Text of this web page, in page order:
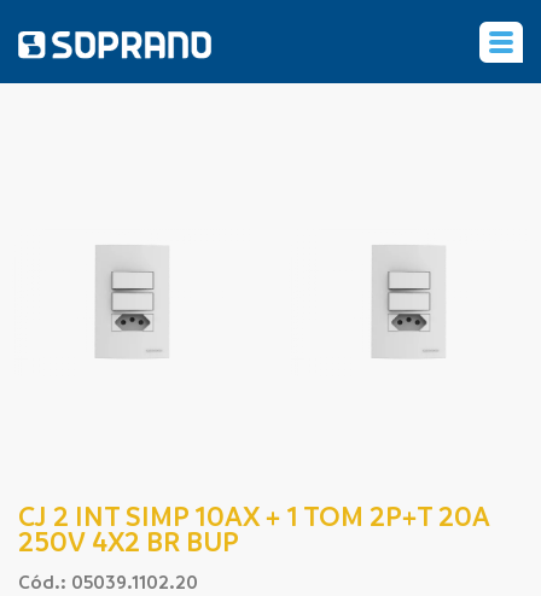
CJ 2 INT SIMP 10AX + 1 TOM 2P+T 20A
250V 4X2 BR BUP
Cód.: 05039.1102.20